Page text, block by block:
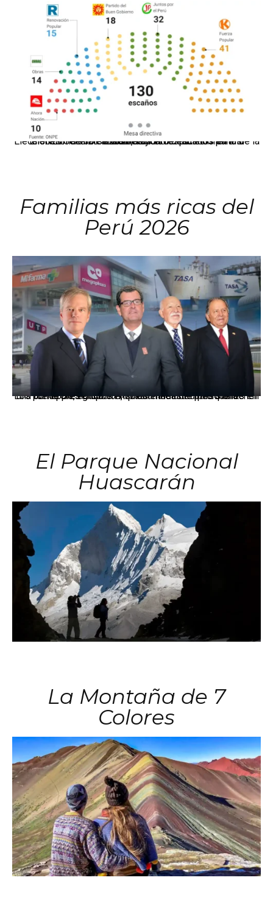
El JNE oficializó la distribución de escaños para la elección de 60 senadores y 130 diputados en las Elecciones Generales 2026, tras el restablecimiento de la Bicameralidad.
Familias más ricas del
Perú 2026
Los principales grupos empresariales del país mantienen una fuerte presencia en Áncash mediante inversiones en comercio, educación, salud e industria pesquera.
El Parque Nacional
Huascarán
La Montaña de 7
Colores